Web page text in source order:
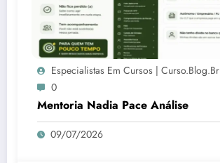
Especialistas Em Cursos | Curso.blog.br
0
Mentoria Nadia Pace Análise
09/07/2026